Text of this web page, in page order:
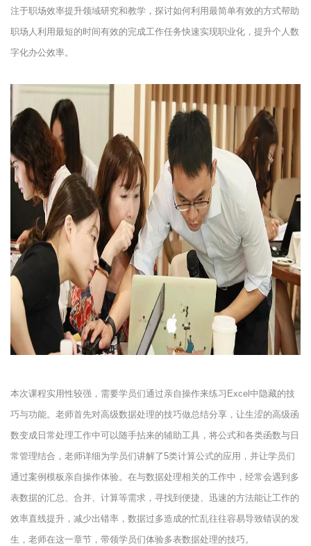
注于职场效率提升领域研究和教学，探讨如何利用最简单有效的方式帮助
职场人利用最短的时间有效的完成工作任务快速实现职业化，提升个人数
字化办公效率。
本次课程实用性较强，需要学员们通过亲自操作来练习Excel中隐藏的技
巧与功能。老师首先对高级数据处理的技巧做总结分享，让生涩的高级函
数变成日常处理工作中可以随手拈来的辅助工具，将公式和各类函数与日
常管理结合，老师详细为学员们讲解了5类计算公式的应用，并让学员们
通过案例模板亲自操作体验。在与数据处理相关的工作中，经常会遇到多
表数据的汇总、合并、计算等需求，寻找到便捷、迅速的方法能让工作的
效率直线提升，减少出错率，数据过多造成的忙乱往往容易导致错误的发
生，老师在这一章节，带领学员们体验多表数据处理的技巧。